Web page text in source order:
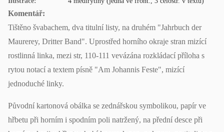
Komentář:
Tištěno švabachem, dva titulní listy, na druhém "Jahrbuch der
Maurerey, Dritter Band". Uprostřed horního okraje stran mizící
rostlinná linka, mezi str, 110-111 vevázána rozkládací příloha s
rytou notací a textem písně "Am Johannis Feste", mizící
jednoduché linky.
Původní kartonová obálka se zednářskou symbolikou, papír ve
hřbetu při horním i spodním poli natržený, na přední desce při